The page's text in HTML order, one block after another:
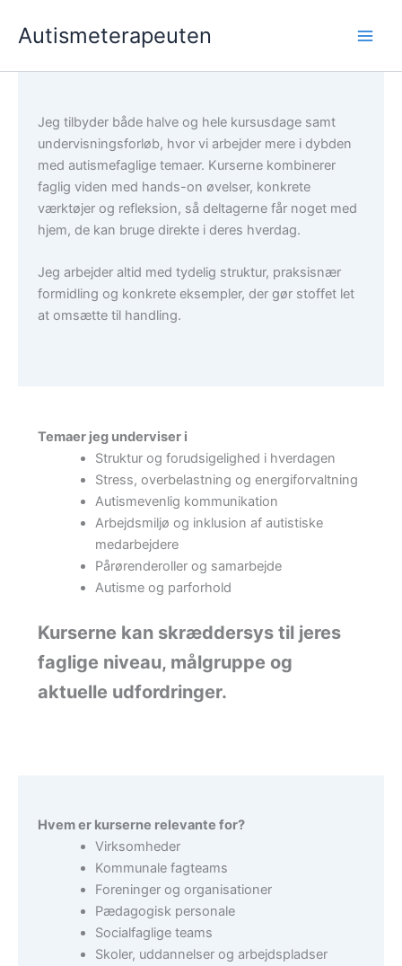
Autismeterapeuten
Jeg tilbyder både halve og hele kursusdage samt
undervisningsforløb, hvor vi arbejder mere i dybden
med autismefaglige temaer. Kurserne kombinerer
faglig viden med hands-on øvelser, konkrete
værktøjer og refleksion, så deltagerne får noget med
hjem, de kan bruge direkte i deres hverdag.
Jeg arbejder altid med tydelig struktur, praksisnær
formidling og konkrete eksempler, der gør stoffet let
at omsætte til handling.
Temaer jeg underviser i
Struktur og forudsigelighed i hverdagen
Stress, overbelastning og energiforvaltning
Autismevenlig kommunikation
Arbejdsmiljø og inklusion af autistiske
medarbejdere
Pårørenderoller og samarbejde
Autisme og parforhold
Kurserne kan skræddersys til jeres
faglige niveau, målgruppe og
aktuelle udfordringer.
Hvem er kurserne relevante for?
Virksomheder
Kommunale fagteams
Foreninger og organisationer
Pædagogisk personale
Socialfaglige teams
Skoler, uddannelser og arbejdspladser